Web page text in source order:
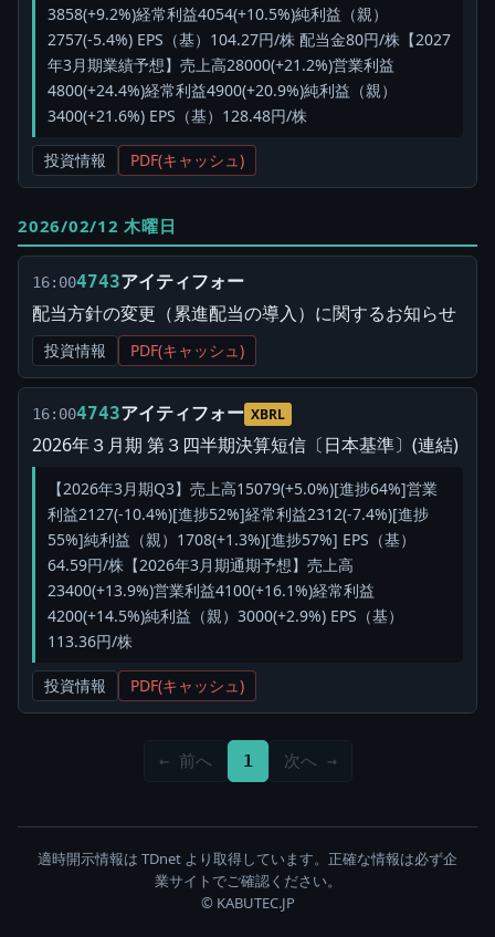
3858(+9.2%)経常利益4054(+10.5%)純利益（親）
2757(-5.4%) EPS（基）104.27円/株 配当金80円/株【2027
年3月期業績予想】売上高28000(+21.2%)営業利益
4800(+24.4%)経常利益4900(+20.9%)純利益（親）
3400(+21.6%) EPS（基）128.48円/株
投資情報 PDF(キャッシュ)
2026/02/12 木曜日
16:004743アイティフォー
配当方針の変更（累進配当の導入）に関するお知らせ
投資情報 PDF(キャッシュ)
16:004743アイティフォー XBRL
2026年３月期 第３四半期決算短信〔日本基準〕(連結)
【2026年3月期Q3】売上高15079(+5.0%)[進捗64%]営業
利益2127(-10.4%)[進捗52%]経常利益2312(-7.4%)[進捗
55%]純利益（親）1708(+1.3%)[進捗57%] EPS（基）
64.59円/株【2026年3月期通期予想】売上高
23400(+13.9%)営業利益4100(+16.1%)経常利益
4200(+14.5%)純利益（親）3000(+2.9%) EPS（基）
113.36円/株
投資情報 PDF(キャッシュ)
← 前へ 1 次へ →
適時開示情報は TDnet より取得しています。正確な情報は必ず企
業サイトでご確認ください。
© KABUTEC.JP